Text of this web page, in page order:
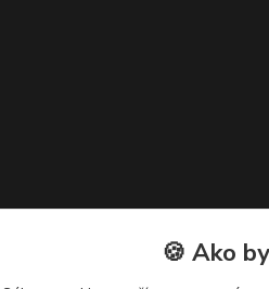
🍪 Ako